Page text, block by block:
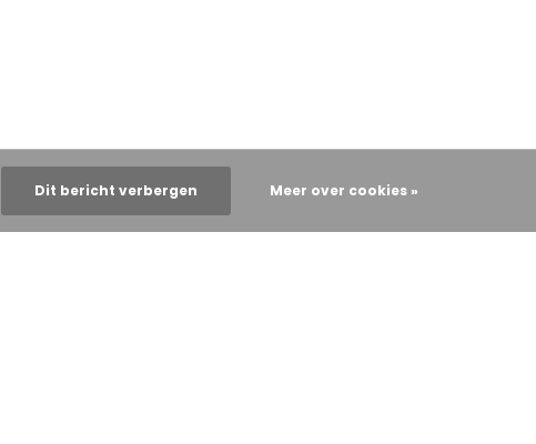
Dit bericht verbergen Meer over cookies »